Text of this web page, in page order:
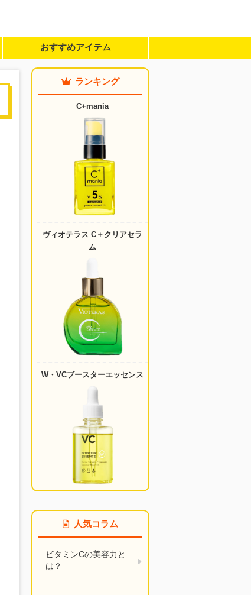
おすすめアイテム
ランキング
C+mania
ヴィオテラス C＋クリアセラ
ム
W・VCブースターエッセンス
人気コラム
ビタミンCの美容力と
は？